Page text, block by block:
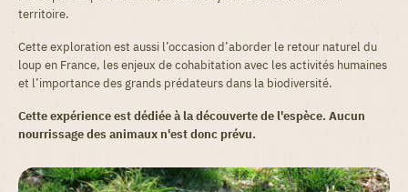
territoire.
Cette exploration est aussi l’occasion d’aborder le retour naturel du
loup en France, les enjeux de cohabitation avec les activités humaines
et l’importance des grands prédateurs dans la biodiversité.
Cette expérience est dédiée à la découverte de l'espèce. Aucun
nourrissage des animaux n'est donc prévu.